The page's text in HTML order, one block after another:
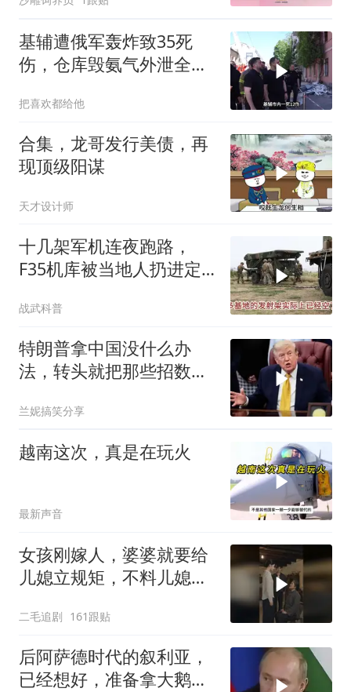
基辅遭俄军轰炸致35死
伤，仓库毁氨气外泄全城
把喜欢都给他
合集，龙哥发行美债，再
现顶级阳谋
天才设计师
十几架军机连夜跑路，
F35机库被当地人扔进定
让人掀了个干净
战武科普
特朗普拿中国没什么办
法，转头就把那些招数，
兰妮搞笑分享
越南这次，真是在玩火
最新声音
女孩刚嫁人，婆婆就要给
儿媳立规矩，不料儿媳不
二毛追剧 161跟贴
后阿萨德时代的叙利亚，
已经想好，准备拿大鹅石